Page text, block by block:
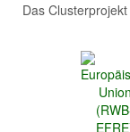
Das